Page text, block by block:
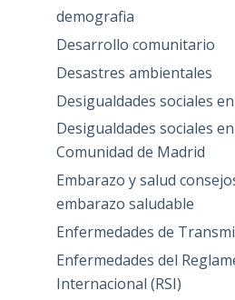
demografia
Desarrollo comunitario
Desastres ambientales
Desigualdades sociales
Desigualdades sociales
Comunidad de Madrid
Embarazo y salud
embarazo saludable
Enfermedades de
Enfermedades del
Internacional (RSI)